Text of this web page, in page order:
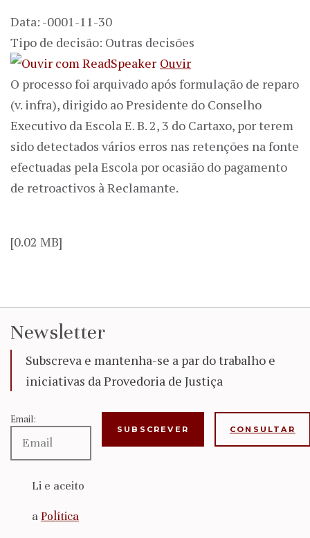
Data: -0001-11-30
Tipo de decisão: Outras decisões
Ouvir
O processo foi arquivado após formulação de reparo
(v. infra), dirigido ao Presidente do Conselho
Executivo da Escola E. B. 2, 3 do Cartaxo, por terem
sido detectados vários erros nas retenções na fonte
efectuadas pela Escola por ocasião do pagamento
de retroactivos à Reclamante.
[0.02 MB]
Newsletter
Subscreva e mantenha-se a par do trabalho e
iniciativas da Provedoria de Justiça
Email:
Li e aceito
a Política
CONSULTAR